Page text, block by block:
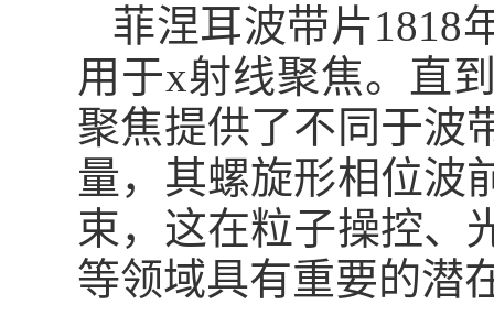
菲涅耳波带片1818
用于x射线聚焦。直
聚焦提供了不同于波
量，其螺旋形相位波
束， 这在粒子操控、
等领域具有重要的潜